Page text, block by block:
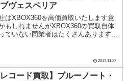
ヴェスペリア
はXBOX360を高価買取いたします意
もしれませんがXBOX360の買取自体
ていない同業者はたくさんあります。
のに個人情報を登録しなくてはならな
2017.11.27
レコード買取】ブルーノート・